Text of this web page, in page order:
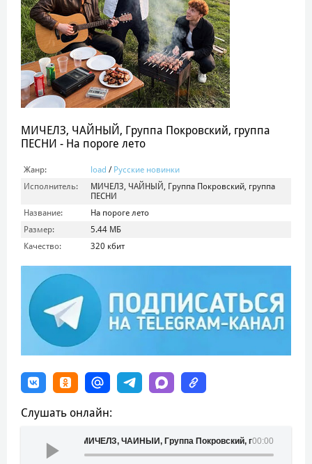
МИЧЕЛЗ, ЧАЙНЫЙ, Группа Покровский, группа
ПЕСНИ - На пороге лето
Жанр: load / Русские новинки
Исполнитель:
МИЧЕЛЗ, ЧАЙНЫЙ, Группа Покровский, группа
ПЕСНИ
Название:
На пороге лето
Размер:
5.44 МБ
Качество:
320 кбит
Слушать онлайн:
00:00
МИЧЕЛЗ, ЧАЙНЫЙ, Группа Покровский, группа ПЕСНИ -